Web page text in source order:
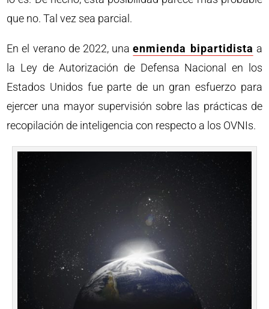
que no. Tal vez sea parcial.
En el verano de 2022, unaenmienda bipartidista a
la Ley de Autorización de Defensa Nacional en los
Estados Unidos fue parte de un gran esfuerzo para
ejercer una mayor supervisión sobre las prácticas de
recopilación de inteligencia con respecto a los OVNIs.